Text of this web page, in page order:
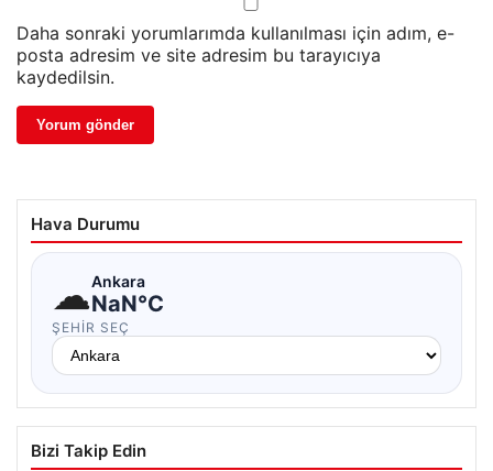
Daha sonraki yorumlarımda kullanılması için adım, e-
posta adresim ve site adresim bu tarayıcıya
kaydedilsin.
Hava Durumu
☁Ankara
NaN°C
ŞEHIR SEÇ
Bizi Takip Edin